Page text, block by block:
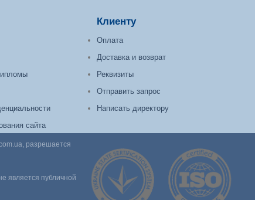
сайта
Клиенту
Оплата
Доставка и возврат
Реквизиты
Отправить запрос
Написать директору
разрешается
является публичной